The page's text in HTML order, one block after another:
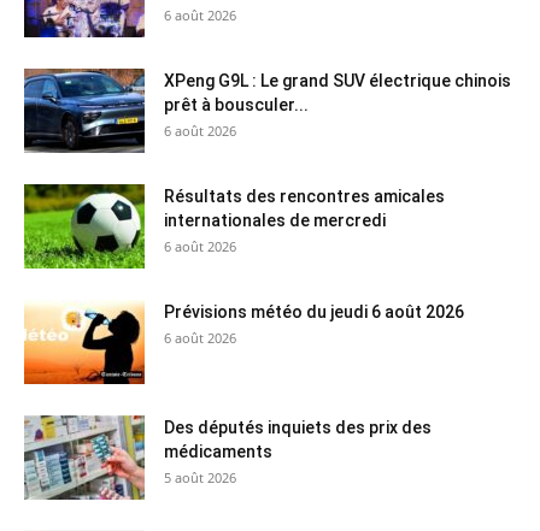
6 août 2026
XPeng G9L : Le grand SUV électrique chinois
prêt à bousculer...
6 août 2026
Résultats des rencontres amicales
internationales de mercredi
6 août 2026
Prévisions météo du jeudi 6 août 2026
6 août 2026
Des députés inquiets des prix des
médicaments
5 août 2026